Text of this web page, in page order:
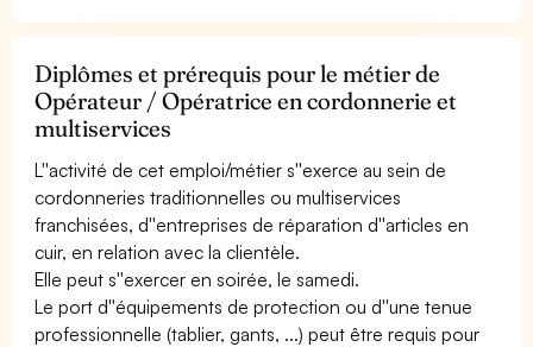
Diplômes et prérequis pour le métier de
Opérateur / Opératrice en cordonnerie et
multiservices
L''activité de cet emploi/métier s''exerce au sein de
cordonneries traditionnelles ou multiservices
franchisées, d''entreprises de réparation d''articles en
cuir, en relation avec la clientèle.
Elle peut s''exercer en soirée, le samedi.
Le port d''équipements de protection ou d''une tenue
professionnelle (tablier, gants, ...) peut être requis pour